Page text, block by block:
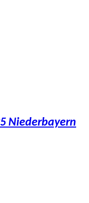
Niederbayern